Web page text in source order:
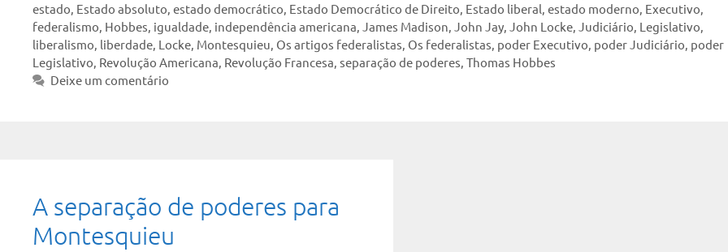
estado, Estado absoluto, estado democrático, Estado Democrático de Direito, Estado liberal, estado moderno, Executivo,
federalismo, Hobbes, igualdade, independência americana, James Madison, John Jay, John Locke, Judiciário, Legislativo,
liberalismo, liberdade, Locke, Montesquieu, Os artigos federalistas, Os federalistas, poder Executivo, poder Judiciário, poder
Legislativo, Revolução Americana, Revolução Francesa, separação de poderes, Thomas Hobbes
Deixe um comentário
A separação de poderes para
Montesquieu